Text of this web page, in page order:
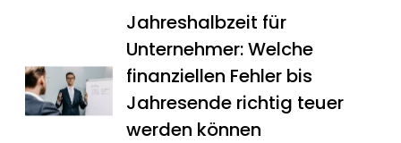
Jahreshalbzeit für
Unternehmer: Welche
finanziellen Fehler bis
Jahresende richtig teuer
werden können